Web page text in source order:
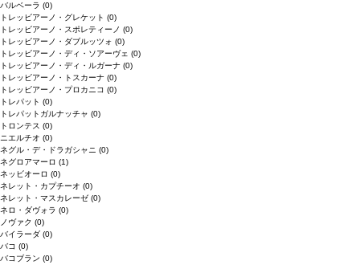
バルベーラ (0)
トレッビアーノ・グレケット (0)
トレッビアーノ・スポレティーノ (0)
トレッビアーノ・ダブルッツォ (0)
トレッビアーノ・ディ・ソアーヴェ (0)
トレッビアーノ・ディ・ルガーナ (0)
トレッビアーノ・トスカーナ (0)
トレッビアーノ・プロカニコ (0)
トレパット (0)
トレパットガルナッチャ (0)
トロンテス (0)
ニエルチオ (0)
ネグル・デ・ドラガシャニ (0)
ネグロアマーロ (1)
ネッビオーロ (0)
ネレット・カプチーオ (0)
ネレット・マスカレーゼ (0)
ネロ・ダヴォラ (0)
ノヴァク (0)
バイラーダ (0)
バコ (0)
バコブラン (0)